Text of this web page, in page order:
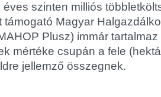
szinten milliós
támogató Magyar
Plusz) immár
mértéke csupán a fele
jellemző összegnek.